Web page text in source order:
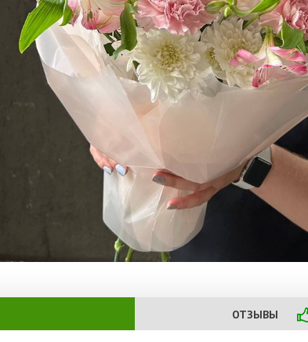
ОТЗЫВЫ